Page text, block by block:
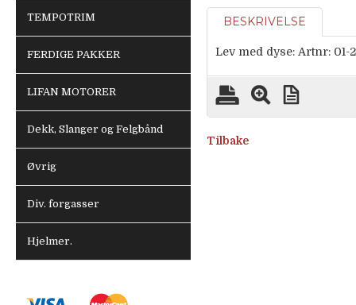
TEMPOTRIM
FERDIGE PAKKER
LIFAN MOTORER
Dekk, Slanger og Felgbånd
Øvrig
Div. forgasser
Hjelmer.
BESKRIVELSE
Lev med dyse: Artnr: 01-
Tilbake